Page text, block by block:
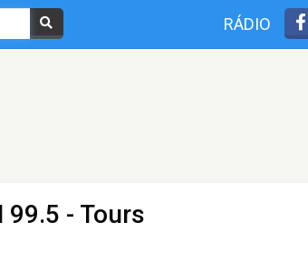
RÁDIO
99.5 - Tours